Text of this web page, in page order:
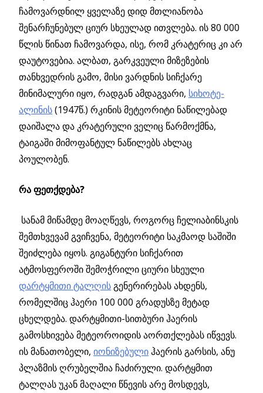
ჩამოვარდნილ ყველაზე დიდ მთლიანობა
შენარჩუნებულ ციურ სხეულად ითვლება. ის 80 000
წლის წინათ ჩამოვარდა, ისე, რომ კრატერიც კი არ
დაუტოვებია. ალბათ, გარკვეული მიზეზების
თანხვედრის გამო, მისი ვარდნის სიჩქარე
მინიმალური იყო, რადგან ამდაგვარი, სიხოტე-
ალინის(1947წ.) რკინის მეტეორიტი ნაწილებად
დაიშალა და კრატერული ველიც წარმოქმნა,
ტაიგაში მიმოფანტულ ნაწილებს ახლაც
პოულობენ.
რა ფეთქდება?
სანამ მიწამდე მოაღწევს, როგორც ჩელიაბინსკის
შემთხვევამ გვიჩვენა, მეტეორიტი საკმაოდ საშიში
შეიძლება იყოს. გიგანტური სიჩქარით
ატმოსფეროში შემოჭრილი ციური სხეული
დარტყმითი ტალღისგენერირებას ახდენს,
რომელშიც ჰაერი 100 000 გრადუსზე მეტად
ცხელდება. დარტყმითი-სითბური ჰაერის
გამოსხივება მეტეოროიდის აორთქლებას იწვევს.
ის მანათობელი, იონიზებულიჰაერის გარსის, ანუ
პლაზმის ღრუბელშია ჩაძირული. დარტყმით
ტალღას უკან მაღალი წნევის არე მოსდევს,